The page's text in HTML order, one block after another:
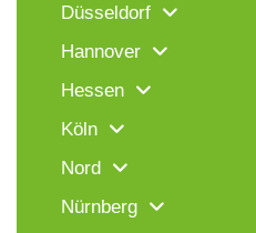
Düsseldorf
Hannover
Hessen
Köln
Nord
Nürnberg